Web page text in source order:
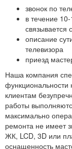
звонок по
в течение
связывается
описание
телевизора
приезд
Наша компания
функциональности
клиентам
работы
максимально
ремонта не имеет
ЖК, LCD, 3D или
оснащенность